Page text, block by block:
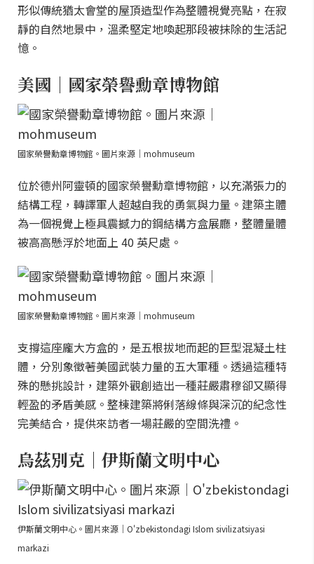
形似傳統猶太會堂的屋頂造型作為整體視覺亮點，在寂
靜的自然地景中，溫柔堅定地喚起那段被抹除的生活記
憶。
美國｜國家榮譽勳章博物館
國家榮譽勳章博物館。圖片來源｜mohmuseum
位於德州阿靈頓的國家榮譽勳章博物館，以充滿張力的
結構工程，轉譯軍人超越自我的勇氣與力量。建築主體
為一個視覺上極具震撼力的鋼結構方盒展廳，整體量體
被高高懸浮於地面上 40 英尺處。
國家榮譽勳章博物館。圖片來源｜mohmuseum
支撐這座龐大方盒的，是五根拔地而起的巨型混凝土柱
體，分別象徵著美國武裝力量的五大軍種。透過這種特
殊的懸挑設計，建築外觀創造出一種莊嚴肅穆卻又顯得
輕盈的矛盾美感。整棟建築將俐落線條與深沉的紀念性
完美結合，提供來訪者一場莊嚴的空間洗禮。
烏茲別克｜伊斯蘭文明中心
伊斯蘭文明中心。圖片來源｜O'zbekistondagi Islom sivilizatsiyasi
markazi